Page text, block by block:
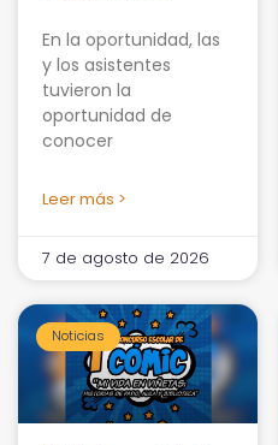
En la oportunidad, las
y los asistentes
tuvieron la
oportunidad de
conocer
Leer más >
7 de agosto de 2026
Noticias